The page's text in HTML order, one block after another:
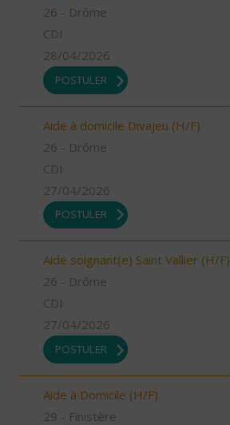
26 - Drôme
CDI
28/04/2026
POSTULER
Aide à domicile Divajeu (H/F)
26 - Drôme
CDI
27/04/2026
POSTULER
Aide soignant(e) Saint Vallier (H/F)
26 - Drôme
CDI
27/04/2026
POSTULER
Aide à Domicile (H/F)
29 - Finistère